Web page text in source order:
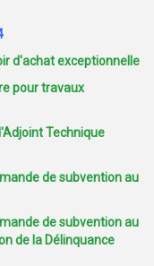
d'achat exceptionnelle
pour travaux
Technique
de subvention au
de subvention au
de la Délinquance